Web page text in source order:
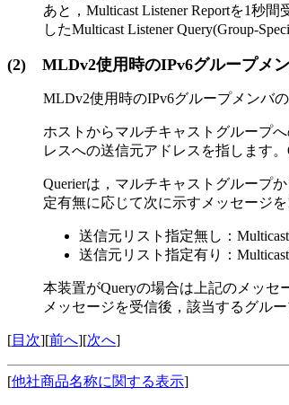
あと，Multicast Listener Reportを1秒
したMulticast Listener Query(Group-
(2) MLDv2使用時のIPv6グループメ
MLDv2使用時のIPv6グループメンバ
ホストからマルチキャストグループ
レスへの送信元アドレスを指します
Querierは，マルチキャストグループ
定有無に応じて次に示すメッセージを
送信元リスト指定無し：
送信元リスト指定有り：Multicast
本装置がQueryの場合は上記のメッセ
メッセージを受信後，該当するグル
[目次][前へ][次へ]
[他社商品名称に関する表示]